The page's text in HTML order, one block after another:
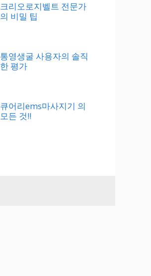
크리오로지벨트 전문가
의 비밀 팁
통영생굴 사용자의 솔직
한 평가
큐어리ems마사지기 의
모든 것!!